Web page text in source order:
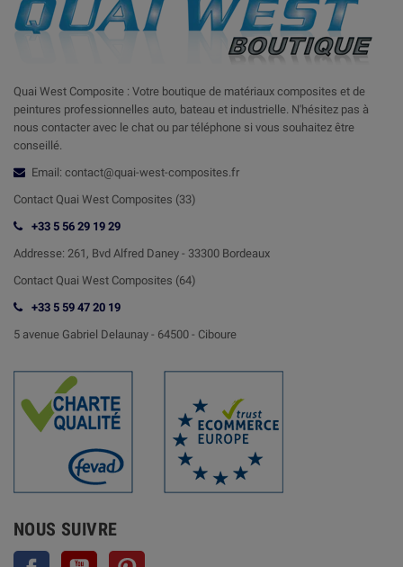
Quai West Composite : Votre boutique de matériaux composites et de
peintures professionnelles auto, bateau et industrielle. N'hésitez pas à
nous contacter avec le chat ou par téléphone si vous souhaitez être
conseillé.
Email: contact@quai-west-composites.fr
Contact Quai West Composites (33)
+33 5 56 29 19 29
Addresse: 261, Bvd Alfred Daney - 33300 Bordeaux
Contact Quai West Composites (64)
+33 5 59 47 20 19
5 avenue Gabriel Delaunay - 64500 - Ciboure
NOUS SUIVRE
Facebook YouTube